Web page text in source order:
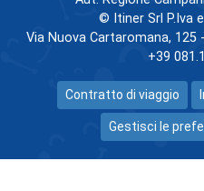
© Itiner Srl P.Iva
Via Nuova Cartaromana, 125
+39
Contratto di viaggio
Gestisci le